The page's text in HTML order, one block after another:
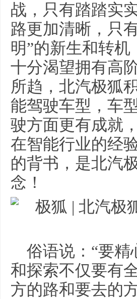
战，只有踏踏实
路更加清晰，只
明”的新生和转
十分渴望拥有高
所趋，北汽极狐
能驾驶车型，车
驶方面更有成就
在智能行业的经
的背书，是北汽
念！
俗语说：“要
和探索不仅要有
方的路和要去的